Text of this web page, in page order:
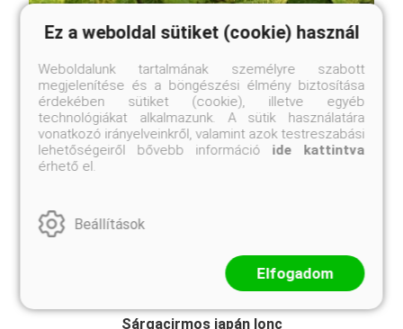
Sárgacirmos japán lonc
Ez a weboldal sütiket (cookie) használ
Weboldalunk tartalmának személyre szabott
megjelenítése és a böngészési élmény biztosítása
érdekében sütiket (cookie), illetve egyéb
technológiákat alkalmazunk. A sütik használatára
vonatkozó irányelveinkről, valamint azok testreszabási
lehetőségeiről bővebb információ ide kattintva
érhető el.
Beállítások
Elfogadom